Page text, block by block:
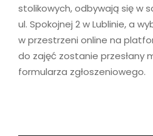
stolikowych, odbywają się w
ul. Spokojnej 2 w Lublinie, a
w przestrzeni online na
do zajęć zostanie przesłany
formularza zgłoszeniowego.